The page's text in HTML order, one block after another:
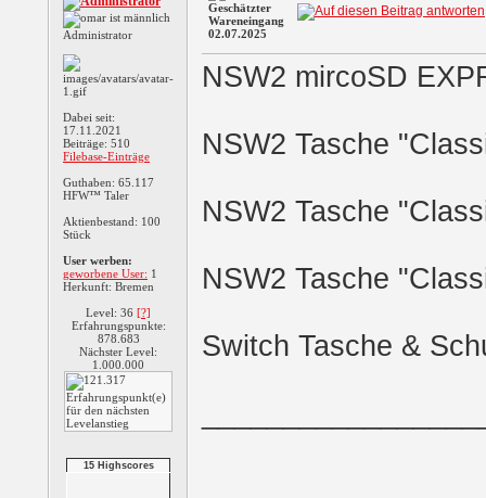
Administrator
Dabei seit:
17.11.2021
Beiträge: 510
Filebase-Einträge
Guthaben: 65.117
HFW™ Taler
Aktienbestand: 100
Stück
User werben:
geworbene User: 1
Herkunft: Bremen
Level: 36 [?]
Erfahrungspunkte:
878.683
Nächster Level:
1.000.000
15 Highscores
Shuffle The Penguin
Geschätzter
Wareneingang
02.07.2025
NSW2 mircoSD
NSW2 Tasche
NSW2 Tasche
NSW2 Tasche
Switch Tasche &